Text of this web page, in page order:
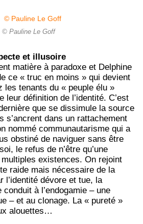
© Pauline Le Goff
et illusoire
matière à paradoxe et Delphine
ce « truc en moins » qui devient
les tenants du « peuple élu »
leur définition de l’identité. C’est
que se dissimule la source
s’ancrent dans un rattachement
nommé communautarisme qui a
obstiné de naviguer sans être
le refus de n’être qu’une
existences. On rejoint
raide mais nécessaire de la
l’identité dévore et tue, la
à l’endogamie – une
– et au clonage. La « pureté »
alouettes…